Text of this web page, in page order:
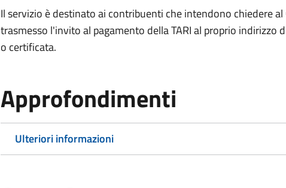
Il servizio è destinato ai contribuenti che intendono chiedere
trasmesso l'invito al pagamento della TARI al proprio indirizzo
o certificata.
Approfondimenti
Ulteriori informazioni